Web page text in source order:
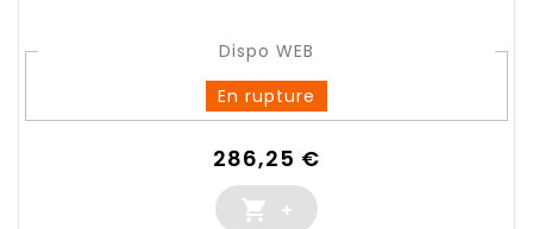
Dispo WEB
En rupture
Prix
286,25 €
 +